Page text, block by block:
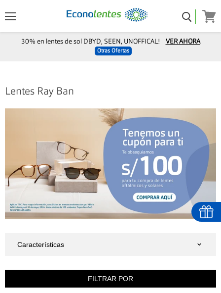
30% en lentes de sol DBYD, SEEN, UNOFFICAL! VER AHORA
Otras Ofertas
Lentes Ray Ban
FILTRAR POR